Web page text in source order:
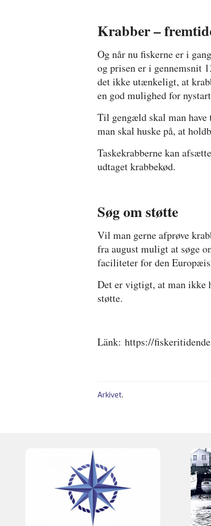
Krabber –
Og når nu fiskerne er i
og prisen er i gennemsnit
det ikke utænkeligt, at
en god mulighed for
Til gengæld skal man have
man skal huske på, at
Taskekrabberne kan
udtaget krabbekød.
Søg om støtte
Vil man gerne afprøve
fra august muligt at søge
faciliteter for den
Det er vigtigt, at man ikke
støtte.
Länk: https://
Arkivet.